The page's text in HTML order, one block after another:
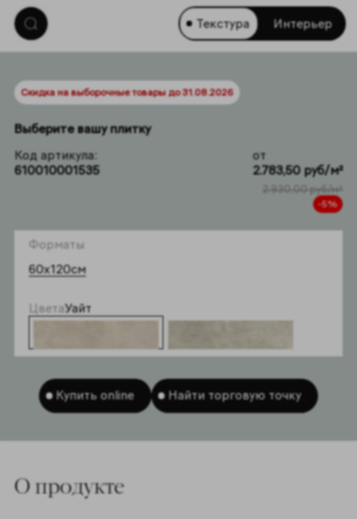
Текстура Интерьер
Скидка на выборочные товары до 31.08.2026
Выберите вашу плитку
Код артикула:
610010001535
от
2.783,50 руб/м²
2.930,00 руб/м²
-5%
Форматы
60x120см
ЦветаУайт
Купить online Найти торговую точку
O продукте